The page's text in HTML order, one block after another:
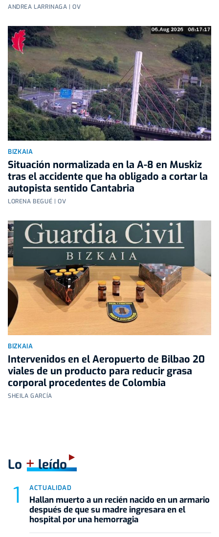
ANDREA LARRINAGA | OV
BIZKAIA
Situación normalizada en la A-8 en Muskiz
tras el accidente que ha obligado a cortar la
autopista sentido Cantabria
LORENA BEGUÉ | OV
BIZKAIA
Intervenidos en el Aeropuerto de Bilbao 20
viales de un producto para reducir grasa
corporal procedentes de Colombia
SHEILA GARCÍA
Lo +leído
ACTUALIDAD
Hallan muerto a un recién nacido en un armario
después de que su madre ingresara en el
hospital por una hemorragia